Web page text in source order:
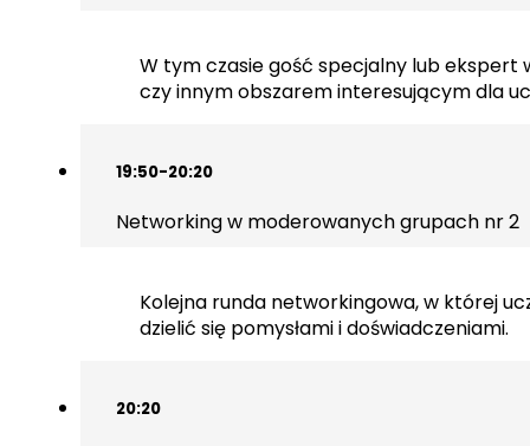
W tym czasie gość specjalny lub
czy innym obszarem interesującym dla
19:50-20:20
Networking w moderowanych grupach nr 2
Kolejna runda networkingowa, w której
dzielić się pomysłami i doświadczeniami.
20:20